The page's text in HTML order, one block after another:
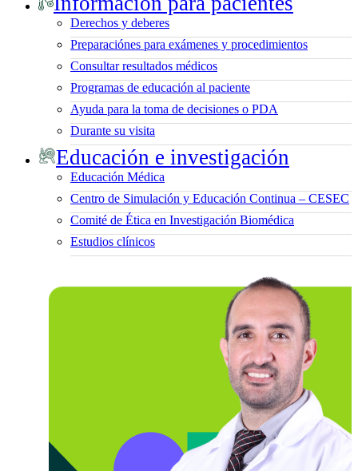
Derechos y deberes
Preparaciónes para exámenes y procedimientos
Consultar resultados médicos
Programas de educación al paciente
Ayuda para la toma de decisiones o PDA
Durante su visita
Educación e investigación
Educación Médica
Centro de Simulación y Educación Continua – CESEC
Comité de Ética en Investigación Biomédica
Estudios clínicos